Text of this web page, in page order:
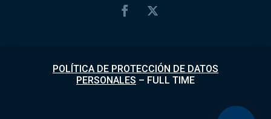
POLÍTICA DE PROTECCIÓN DE DATOS
PERSONALES – FULL TIME